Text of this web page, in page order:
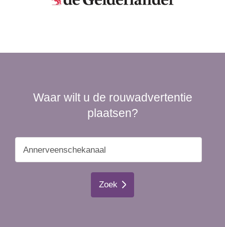
Waar wilt u de rouwadvertentie
plaatsen?
Zoek